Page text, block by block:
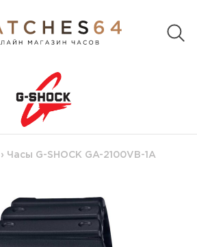
› Часы G-SHOCK GA-2100VB-1A